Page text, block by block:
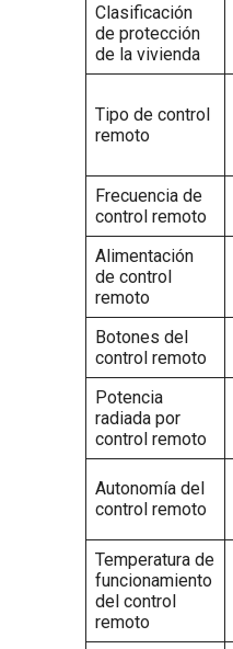
Clasificación
de protección
de la vivienda
Tipo de control
remoto
Frecuencia de
control remoto
Alimentación
de control
remoto
Botones del
control remoto
Potencia
radiada por
control remoto
Autonomía del
control remoto
Temperatura de
funcionamiento
del control
remoto